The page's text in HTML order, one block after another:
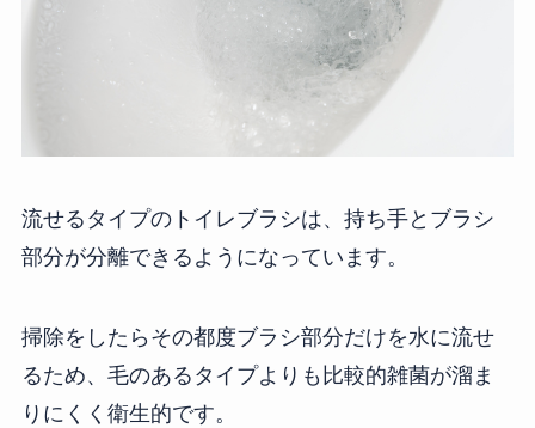
流せるタイプのトイレブラシは、持ち手とブラシ
部分が分離できるようになっています。
掃除をしたらその都度ブラシ部分だけを水に流せ
るため、毛のあるタイプよりも比較的雑菌が溜ま
りにくく衛生的です。